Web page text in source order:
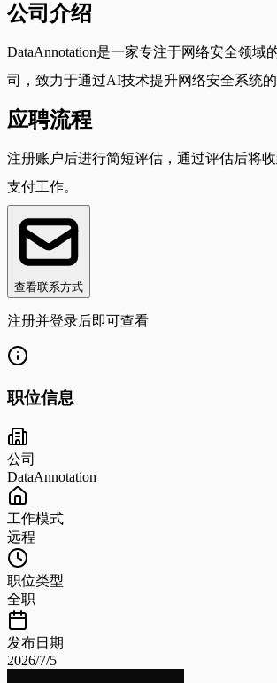
公司介绍
DataAnnotation是一家专注于网络安全领域
司，致力于通过AI技术提升网络安全系统的
应聘流程
注册账户后进行简短评估，通过评估后将
支付工作。
查看联系方式
注册并登录后即可查看
职位信息
公司
DataAnnotation
工作模式
远程
职位类型
全职
发布日期
2026/7/5